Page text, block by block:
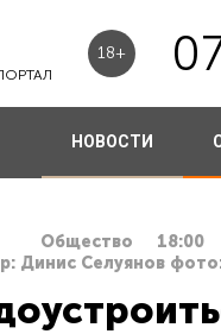
18+
НОВОСТИ
Общество 18:00
Динис Селуянов